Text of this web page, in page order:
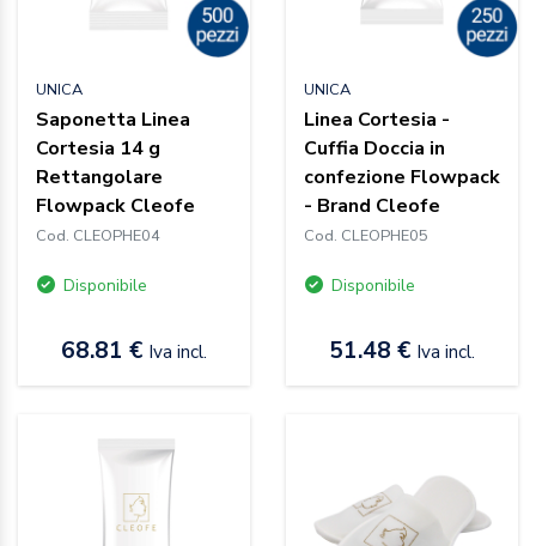
UNICA
Saponetta Linea
Cortesia 14 g
Rettangolare
Flowpack Cleofe
Cod. CLEOPHE04
Disponibile
68.81 € Iva incl.
UNICA
Linea Cortesia -
Cuffia Doccia in
confezione Flowpack
- Brand Cleofe
Cod. CLEOPHE05
Disponibile
51.48 € Iva incl.